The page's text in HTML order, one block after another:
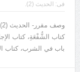
فى: الحديث (2).
كتاب الشُّفْعَةِ، كتاب
باب في الشرب، كتاب